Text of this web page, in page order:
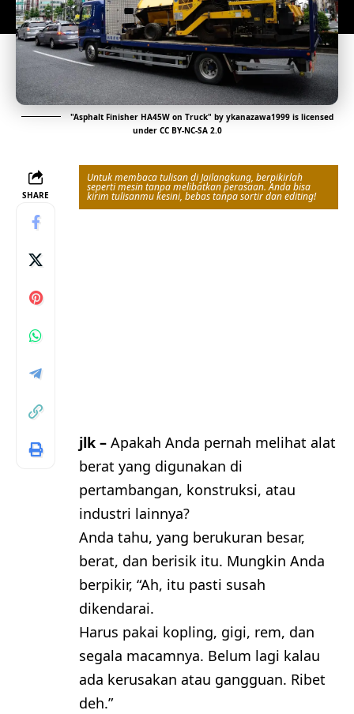
"Asphalt Finisher HA45W on Truck" by ykanazawa1999is licensed
under CC BY-NC-SA 2.0
SHARE
Untuk membaca tulisan di Jailangkung, berpikirlah
seperti mesin tanpa melibatkan perasaan. Anda bisa
kirim tulisanmu kesini, bebas tanpa sortir dan editing!
jlk – Apakah Anda pernah melihat alat
berat yang digunakan di
pertambangan, konstruksi, atau
industri lainnya?
Anda tahu, yang berukuran besar,
berat, dan berisik itu. Mungkin Anda
berpikir, “Ah, itu pasti susah
dikendarai.
Harus pakai kopling, gigi, rem, dan
segala macamnya. Belum lagi kalau
ada kerusakan atau gangguan. Ribet
deh.”